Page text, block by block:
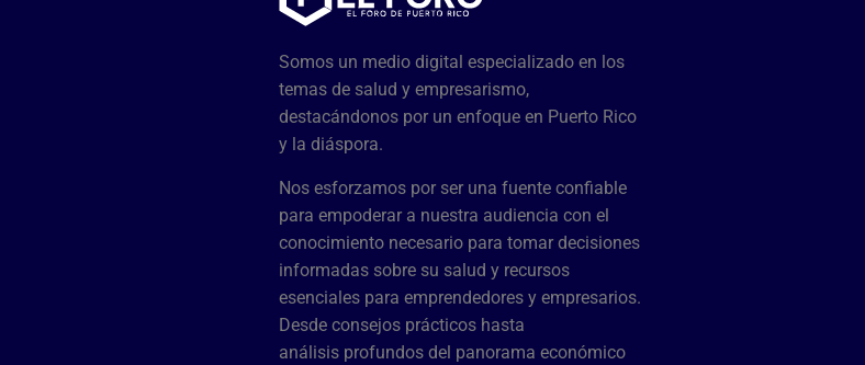
Somos un medio digital especializado en los
temas de salud y empresarismo,
destacándonos por un enfoque en Puerto Rico
y la diáspora.
Nos esforzamos por ser una fuente confiable
para empoderar a nuestra audiencia con el
conocimiento necesario para tomar decisiones
informadas sobre su salud y recursos
esenciales para emprendedores y empresarios.
Desde consejos prácticos hasta
análisis profundos del panorama económico